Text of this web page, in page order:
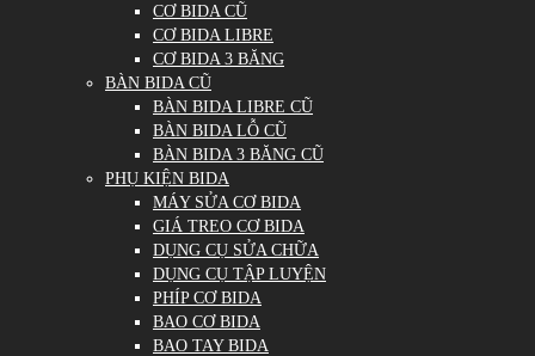
CƠ BIDA CŨ
CƠ BIDA LIBRE
CƠ BIDA 3 BĂNG
BÀN BIDA CŨ
BÀN BIDA LIBRE CŨ
BÀN BIDA LỖ CŨ
BÀN BIDA 3 BĂNG CŨ
PHỤ KIỆN BIDA
MÁY SỬA CƠ BIDA
GIÁ TREO CƠ BIDA
DỤNG CỤ SỬA CHỮA
DỤNG CỤ TẬP LUYỆN
PHÍP CƠ BIDA
BAO CƠ BIDA
BAO TAY BIDA